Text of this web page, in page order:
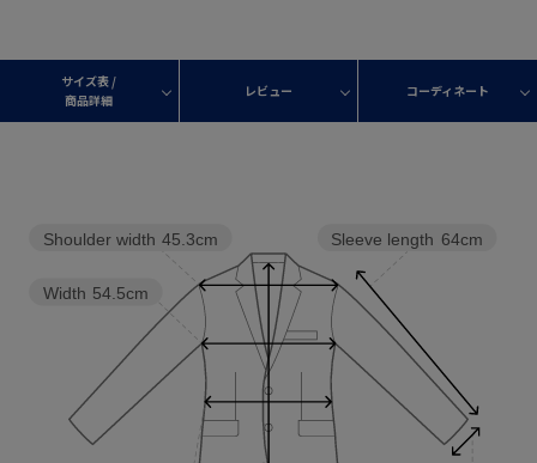
サイズ表 /
商品詳細
レビュー コーディネート
Sleeve length 64cm
Width 54.5cm
Shoulder width 45.3cm